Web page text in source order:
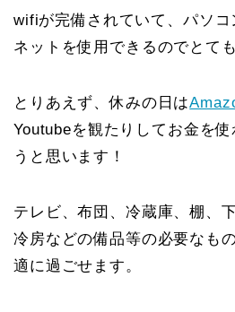
wifiが完備されていて、パソコ
ネットを使用できるのでとて
とりあえず、休みの日は
Youtubeを観たりしてお金を
うと思います！
テレビ、布団、冷蔵庫、棚、
冷房などの備品等の必要なも
適に過ごせます。